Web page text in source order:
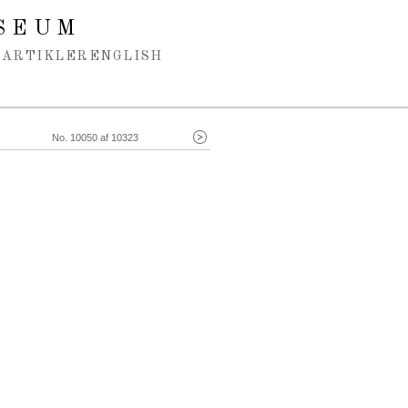
ENGLISH
No. 10050 af 10323